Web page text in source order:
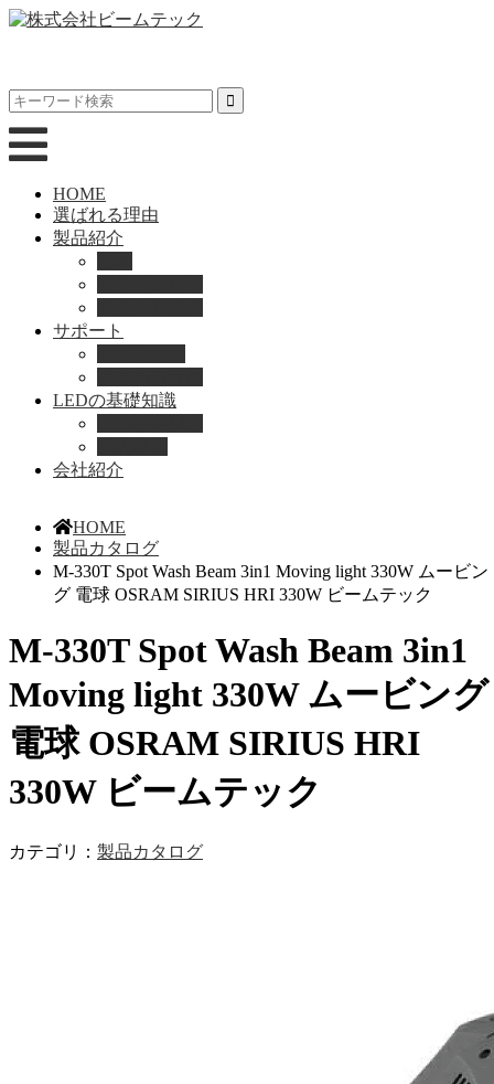
HOME
選ばれる理由
製品紹介
サポート
LEDの基礎知識
会社紹介
HOME
製品カタログ
M-330T Spot Wash Beam 3in1 Moving light 330W ムービン
グ 電球 OSRAM SIRIUS HRI 330W ビームテック
M-330T Spot Wash Beam 3in1
Moving light 330W ムービング
電球 OSRAM SIRIUS HRI
330W ビームテック
カテゴリ： 製品カタログ